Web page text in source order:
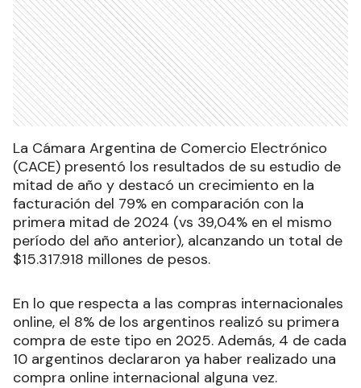
La Cámara Argentina de Comercio Electrónico
(CACE) presentó los resultados de su estudio de
mitad de año y destacó un crecimiento en la
facturación del 79% en comparación con la
primera mitad de 2024 (vs 39,04% en el mismo
período del año anterior), alcanzando un total de
$15.317.918 millones de pesos.
En lo que respecta a las compras internacionales
online, el 8% de los argentinos realizó su primera
compra de este tipo en 2025. Además, 4 de cada
10 argentinos declararon ya haber realizado una
compra online internacional alguna vez.